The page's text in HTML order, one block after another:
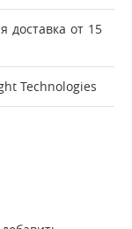
доставка от 15
Technologies